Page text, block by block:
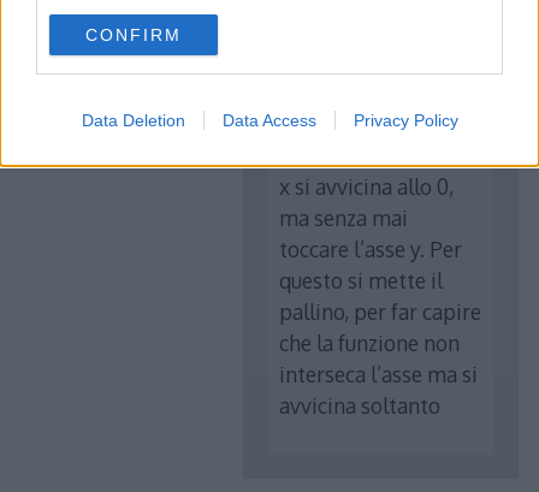
use your data for below specified purposes in below Google
consent section.
CONFIRM
Data Deletion Data Access Privacy Policy
si avvicina ad 1
x si avvicina allo 0,
ma senza mai
toccare l’asse y. Per
questo si mette il
pallino, per far capire
che la funzione non
interseca l’asse ma si
avvicina soltanto